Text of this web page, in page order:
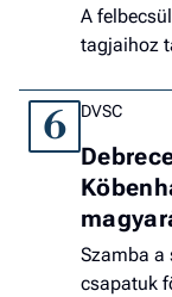
A
tagjaihoz
6 DVSC
Szamba a
csapatuk